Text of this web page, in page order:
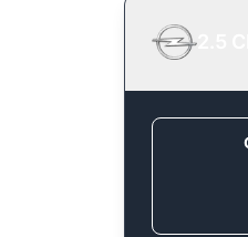
2.5